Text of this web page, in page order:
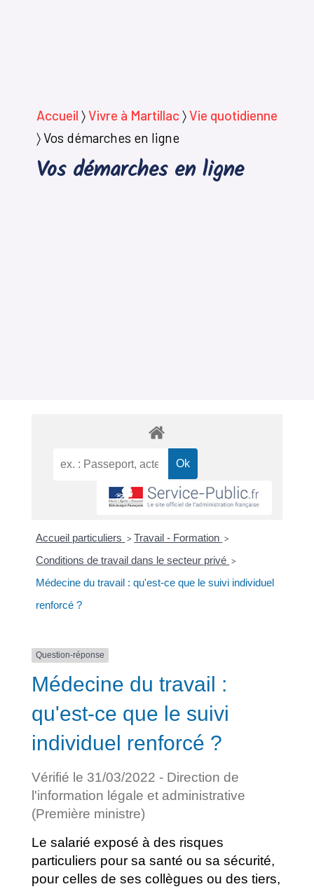
Accueil 〉Vivre à Martillac 〉Vie quotidienne
〉Vos démarches en ligne
Vos démarches en ligne
Accueil particuliers > Travail - Formation >
Conditions de travail dans le secteur privé >
Médecine du travail : qu'est-ce que le suivi individuel
renforcé ?
Question-réponse
Médecine du travail :
qu'est-ce que le suivi
individuel renforcé ?
Vérifié le 31/03/2022 - Direction de
l'information légale et administrative
(Première ministre)
Le salarié exposé à des risques
particuliers pour sa santé ou sa sécurité,
pour celles de ses collègues ou des tiers,